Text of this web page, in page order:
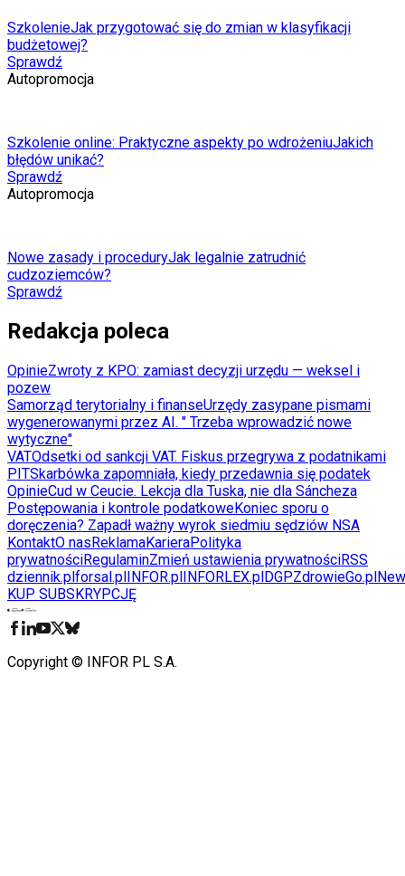
SzkolenieJak przygotować się do zmian w klasyfikacji
budżetowej?
Sprawdź
Autopromocja
Szkolenie online: Praktyczne aspekty po wdrożeniuJakich
błędów unikać?
Sprawdź
Autopromocja
Nowe zasady i proceduryJak legalnie zatrudnić
cudzoziemców?
Sprawdź
Redakcja poleca
OpinieZwroty z KPO: zamiast decyzji urzędu — weksel i
pozew
Samorząd terytorialny i finanseUrzędy zasypane pismami
wygenerowanymi przez AI. " Trzeba wprowadzić nowe
wytyczne"
VATOdsetki od sankcji VAT. Fiskus przegrywa z podatnikami
PITSkarbówka zapomniała, kiedy przedawnia się podatek
OpinieCud w Ceucie. Lekcja dla Tuska, nie dla Sáncheza
Postępowania i kontrole podatkoweKoniec sporu o
doręczenia? Zapadł ważny wyrok siedmiu sędziów NSA
KontaktO nasReklamaKarieraPolityka
prywatnościRegulaminZmień ustawienia prywatnościRSS
dziennik.plforsal.plINFOR.plINFORLEX.plDGPZdrowieGo.pl
KUP SUBSKRYPCJĘ
Copyright © INFOR PL S.A.